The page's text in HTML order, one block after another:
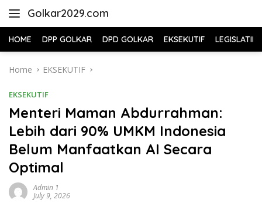
Golkar2029.com
HOME DPP GOLKAR DPD GOLKAR EKSEKUTIF LEGISLATIF
Home EKSEKUTIF
EKSEKUTIF
Menteri Maman Abdurrahman:
Lebih dari 90% UMKM Indonesia
Belum Manfaatkan AI Secara
Optimal
Admin 1
July 9, 2026